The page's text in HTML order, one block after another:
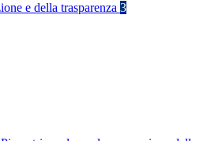
e della trasparenza 3